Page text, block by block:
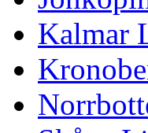
Kalmar